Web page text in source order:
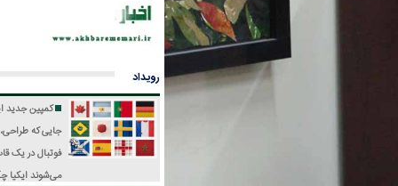
رویداد
کمپین جدید ایکیا؛
جایی که طراحی، فرهنگ و
فوتبال در یک قاب جمع
ایکیا چگونه جام